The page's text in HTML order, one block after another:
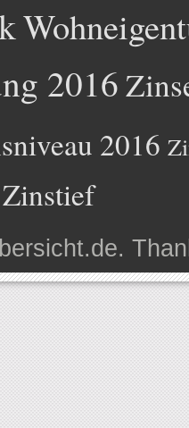
2016
2016
Zinstief
.